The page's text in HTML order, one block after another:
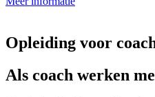
Opleiding voor
Als coach werken